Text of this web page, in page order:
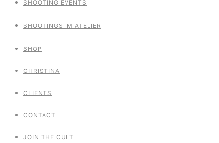
SHOOTING EVENTS
SHOOTINGS IM ATELIER
SHOP
CHRISTINA
CLIENTS
CONTACT
JOIN THE CULT